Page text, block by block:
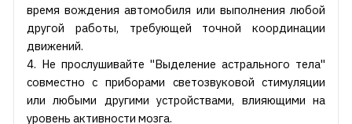
время вождения автомобиля или выполнения любой
другой работы, требующей точной координации
движений.
4. Не прослушивайте "Выделение астрального тела"
совместно с приборами светозвуковой стимуляции
или любыми другими устройствами, влияющими на
уровень активности мозга.